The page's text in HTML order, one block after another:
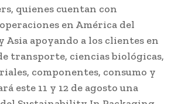
quienes cuentan con
en América del
Asia apoyando a los clientes en
transporte, ciencias biológicas,
componentes, consumo y
este 11 y 12 de agosto una